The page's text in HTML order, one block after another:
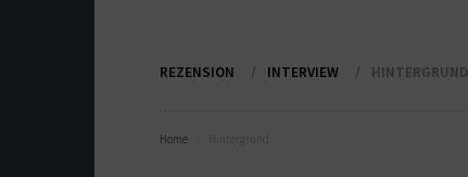
REZENSION INTERVIEW HINTERGRUND
Home